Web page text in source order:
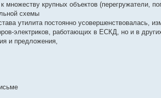
множеству крупных объектов (перегружатели,
схемы
утилита постоянно усовершенствовалась,
электриков, работающих в ЕСКД, но и в
и предложения,